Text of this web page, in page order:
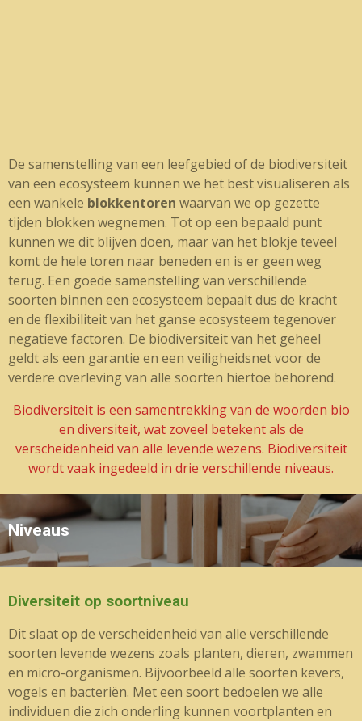
De samenstelling van een leefgebied of de biodiversiteit
van een ecosysteem kunnen we het best visualiseren als
een wankele blokkentoren waarvan we op gezette
tijden blokken wegnemen. Tot op een bepaald punt
kunnen we dit blijven doen, maar van het blokje teveel
komt de hele toren naar beneden en is er geen weg
terug. Een goede samenstelling van verschillende
soorten binnen een ecosysteem bepaalt dus de kracht
en de flexibiliteit van het ganse ecosysteem tegenover
negatieve factoren. De biodiversiteit van het geheel
geldt als een garantie en een veiligheidsnet voor de
verdere overleving van alle soorten hiertoe behorend.
Biodiversiteit is een samentrekking van de woorden bio
en diversiteit, wat zoveel betekent als de
verscheidenheid van alle levende wezens. Biodiversiteit
wordt vaak ingedeeld in drie verschillende niveaus.
Niveaus
Diversiteit op soortniveau
Dit slaat op de verscheidenheid van alle verschillende
soorten levende wezens zoals planten, dieren, zwammen
en micro-organismen. Bijvoorbeeld alle soorten kevers,
vogels en bacteriën. Met een soort bedoelen we alle
individuen die zich onderling kunnen voortplanten en